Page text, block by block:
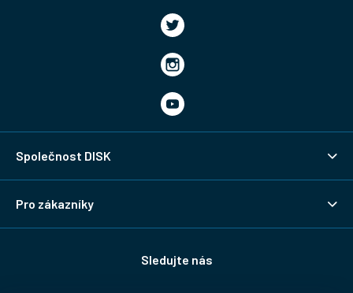
Společnost DISK
Pro zákazníky
Sledujte nás